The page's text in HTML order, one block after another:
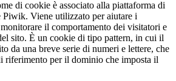
di cookie è associato alla piattaforma di
Piwik. Viene utilizzato per aiutare i
il comportamento dei visitatori e
sito. È un cookie di tipo pattern, in cui il
da una breve serie di numeri e lettere, che
riferimento per il dominio che imposta il